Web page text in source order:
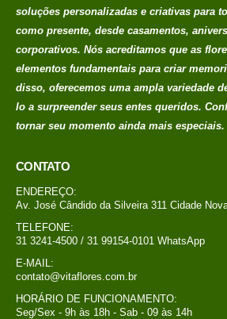
soluções personalizadas e criativas para
como presente, desde casamentos,
corporativos. Nós acreditamos que as
elementos fundamentais para criar
disso, oferecemos uma ampla variedade
lo a surpreender seus entes queridos.
tornar seu momento ainda mais especiais.
CONTATO
ENDEREÇO:
Av. José Cândido da Silveira 311 Cidade
TELEFONE:
31 3241-4500 / 31 99154-0101 WhatsApp
E-MAIL:
contato@vitaflores.com.br
HORÁRIO DE FUNCIONAMENTO:
Seg/Sex - 9h às 18h - Sab - 09 às 14h